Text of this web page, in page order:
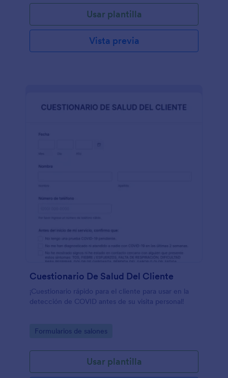
en las respuestas proporcionadas en este formulario.
Este formulario de consulta del cliente de técnico
de uñas contiene campos que solicitan la
información personal del cliente, los servicios de
uñas que les gustaría obtener, el historial de salud y
ya fue reservado por otros clientes. Esta plantilla
condición. Este formulario utiliza el widget Lista
encuestado agregar dinámicamente campos
utilizando el Creador de formularios.
Usar plantilla
Vista previa
Cuestionario De Salud Del Cliente
¡Cuestionario rápido para el cliente para usar en la
detección de COVID antes de su visita personal!
Go to Category:
Formularios de salones
Usar plantilla